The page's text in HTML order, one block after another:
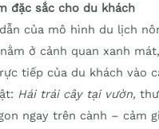
đặc sắc cho du khách
của mô hình du lịch
ở cảnh quan xanh
tiếp của du khách vào
Hái trái cây tại vườn,
ngay trên cành – cảm